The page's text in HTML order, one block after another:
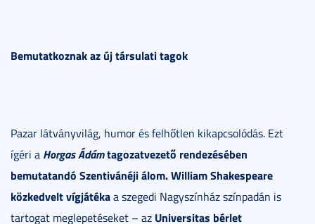
Bemutatkoznak az új társulati tagok
Pazar látványvilág, humor és felhőtlen kikapcsolódás. Ezt
ígéri a Horgas Ádámtagozatvezető rendezésében
bemutatandó Szentivánéji álom. William Shakespeare
közkedvelt vígjátékaa szegedi Nagyszínház színpadán is
tartogat meglepetéseket – az Universitas bérlet